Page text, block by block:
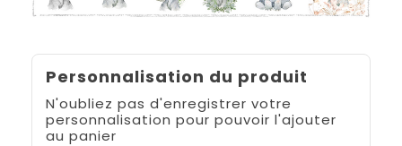
Personnalisation du produit
N'oubliez pas d'enregistrer votre
personnalisation pour pouvoir l'ajouter
au panier